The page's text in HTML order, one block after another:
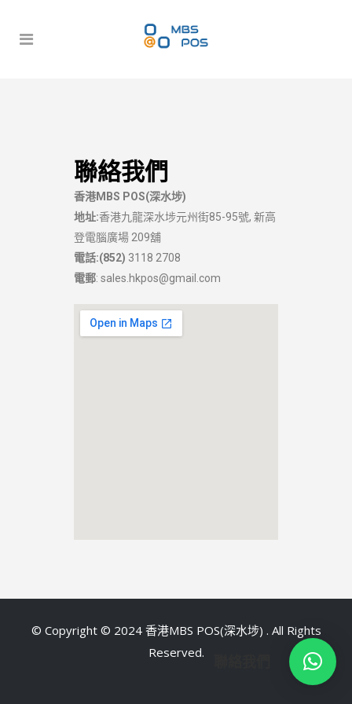
聯絡我們
香港MBS POS(深水埗)
地址:香港九龍深水埗元州街85-95號, ‎新高
登電腦廣場 209舖
電話:(852) 3118 2708
電郵: sales.hkpos@gmail.com
© Copyright © 2024 香港MBS POS(深水埗) . All Rights
Reserved.